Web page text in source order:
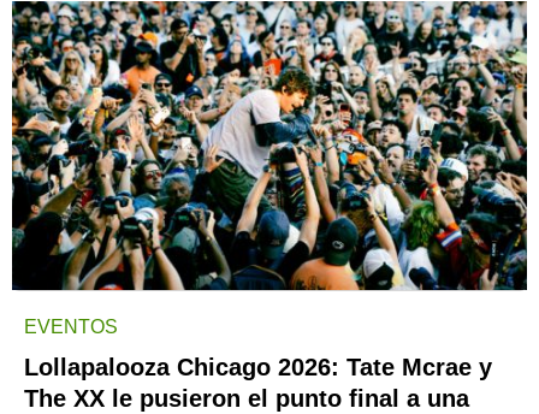
EVENTOS
Lollapalooza Chicago 2026: Tate Mcrae y
The XX le pusieron el punto final a una